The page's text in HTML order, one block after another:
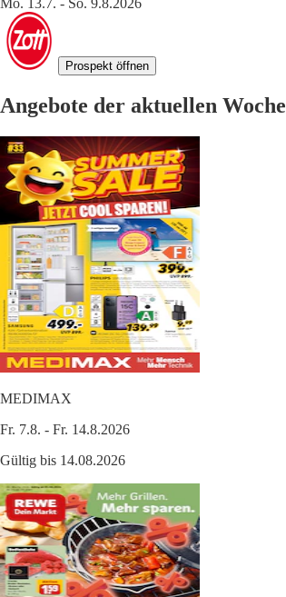
Mo. 13.7. - So. 9.8.2026
Prospekt öffnen
Angebote der aktuellen Woche
MEDIMAX
Fr. 7.8. - Fr. 14.8.2026
Gültig bis 14.08.2026